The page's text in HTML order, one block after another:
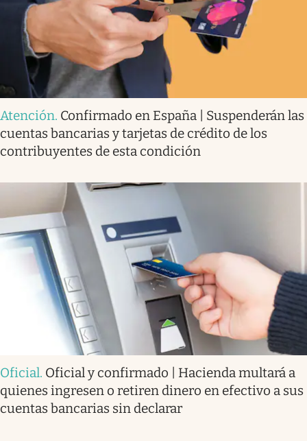
Atención. Confirmado en España | Suspenderán las
cuentas bancarias y tarjetas de crédito de los
contribuyentes de esta condición
Oficial. Oficial y confirmado | Hacienda multará a
quienes ingresen o retiren dinero en efectivo a sus
cuentas bancarias sin declarar